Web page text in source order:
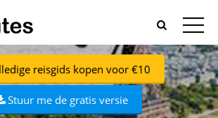
reisgids kopen voor €10
Stuur me de gratis versie